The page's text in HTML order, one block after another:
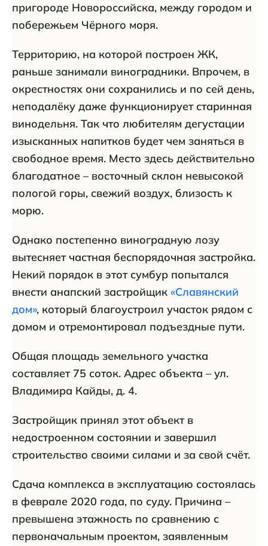
пригороде Новороссийска, между городом и
побережьем Чёрного моря.
Территорию, на которой построен ЖК,
раньше занимали виноградники. Впрочем, в
окрестностях они сохранились и по сей день,
неподалёку даже функционирует старинная
винодельня. Так что любителям дегустации
изысканных напитков будет чем заняться в
свободное время. Место здесь действительно
благодатное – восточный склон невысокой
пологой горы, свежий воздух, близость к
морю.
Однако постепенно виноградную лозу
вытесняет частная беспорядочная застройка.
Некий порядок в этот сумбур попытался
внести анапский застройщик «Славянский
дом», который благоустроил участок рядом с
домом и отремонтировал подъездные пути.
Общая площадь земельного участка
составляет 75 соток. Адрес объекта – ул.
Владимира Кайды, д. 4.
Застройщик принял этот объект в
недостроенном состоянии и завершил
строительство своими силами и за свой счёт.
Сдача комплекса в эксплуатацию состоялась
в феврале 2020 года, по суду. Причина –
превышена этажность по сравнению с
первоначальным проектом, заявленным